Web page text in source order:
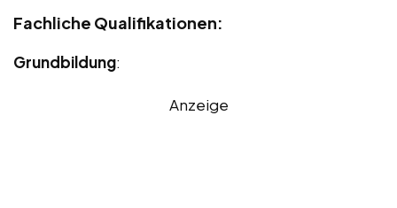
Fachliche Qualifikationen:
Grundbildung:
Anzeige